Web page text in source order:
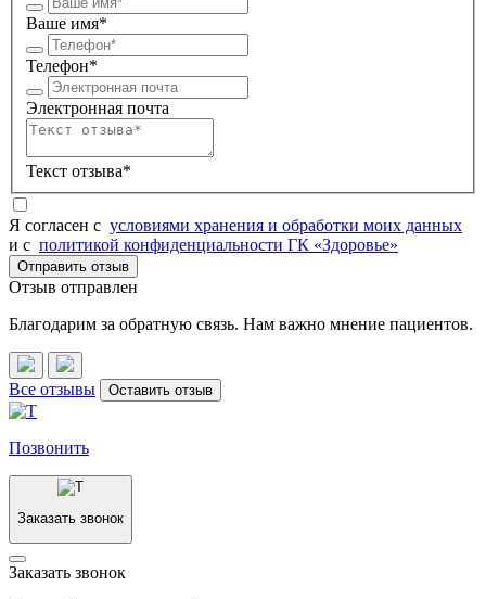
Ваше имя*
Телефон*
Электронная почта
Текст отзыва*
Я согласен c условиями хранения и обработки моих данных
и с политикой конфиденциальности ГК «Здоровье»
Отправить отзыв
Отзыв отправлен
Благодарим за обратную связь. Нам важно мнение пациентов.
Все отзывы Оставить отзыв
Позвонить
Заказать звонок
Заказать звонок